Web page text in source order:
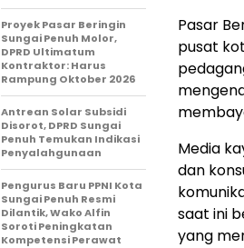
Pasar
pusat
Media
dan
saat ini
yang
Proyek Pasar Beringin
Sungai Penuh Molor,
DPRD Ultimatum
Kontraktor: Harus
Rampung Oktober 2026
Antrean Solar Subsidi
Disorot, DPRD Sungai
Penuh Temukan Indikasi
Penyalahgunaan
Pengurus Baru PPNI Kota
Sungai Penuh Resmi
Dilantik, Wako Alfin
Soroti Peningkatan
Kompetensi Perawat